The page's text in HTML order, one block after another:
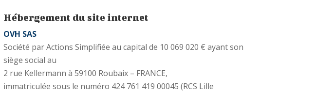
Hébergement du site internet
OVH SAS
Société par Actions Simplifiée au capital de 10 069 020 € ayant son
siège social au
2 rue Kellermann à 59100 Roubaix – FRANCE,
immatriculée sous le numéro 424 761 419 00045 (RCS Lille